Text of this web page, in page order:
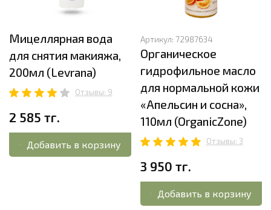
Мицеллярная вода
для снятия макияжа,
200мл (Levrana)
Отзывы: 9
2 585 тг.
Добавить в корзину
Артикул: 72987634
Органическое
гидрофильное масло
для нормальной кожи
«Апельсин и сосна»,
110мл (OrganicZone)
Отзывы: 3
3 950 тг.
Добавить в корзину